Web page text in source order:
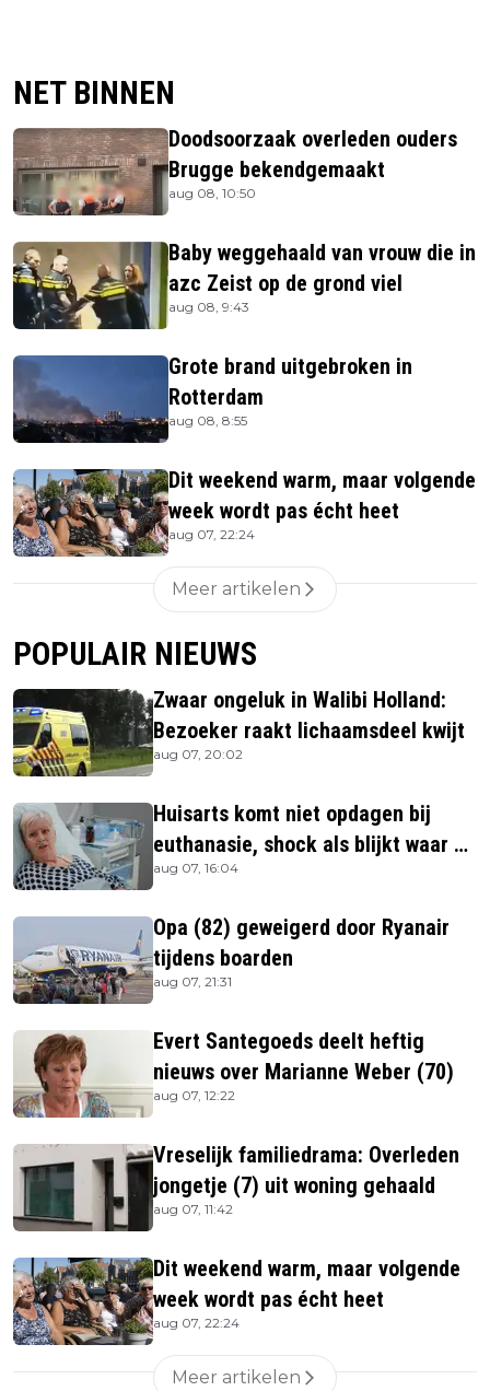
NET BINNEN
Doodsoorzaak overleden ouders
Brugge bekendgemaakt
aug 08, 10:50
Baby weggehaald van vrouw die in
azc Zeist op de grond viel
aug 08, 9:43
Grote brand uitgebroken in
Rotterdam
aug 08, 8:55
Dit weekend warm, maar volgende
week wordt pas écht heet
aug 07, 22:24
Meer artikelen
POPULAIR NIEUWS
Zwaar ongeluk in Walibi Holland:
Bezoeker raakt lichaamsdeel kwijt
aug 07, 20:02
Huisarts komt niet opdagen bij
euthanasie, shock als blijkt waar ze
is
aug 07, 16:04
Opa (82) geweigerd door Ryanair
tijdens boarden
aug 07, 21:31
Evert Santegoeds deelt heftig
nieuws over Marianne Weber (70)
aug 07, 12:22
Vreselijk familiedrama: Overleden
jongetje (7) uit woning gehaald
aug 07, 11:42
Dit weekend warm, maar volgende
week wordt pas écht heet
aug 07, 22:24
Meer artikelen